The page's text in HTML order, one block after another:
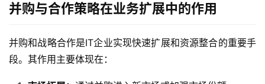
并购与合作策略在业务扩展中的作用
并购和战略合作是IT企业实现快速扩展和资源整合的重要手
段。其作用主要体现在：